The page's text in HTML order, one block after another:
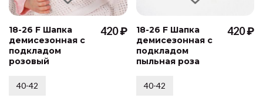
18-26 F Шапка
демисезонная с
подкладом
розовый
420 ₽
40-42
18-26 F Шапка
демисезонная с
подкладом
пыльная роза
420 ₽
40-42